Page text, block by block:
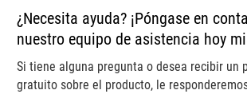
¿Necesita ayuda? ¡Póngase en
nuestro equipo de asistencia hoy
Si tiene alguna pregunta o desea recibir un
gratuito sobre el producto, le